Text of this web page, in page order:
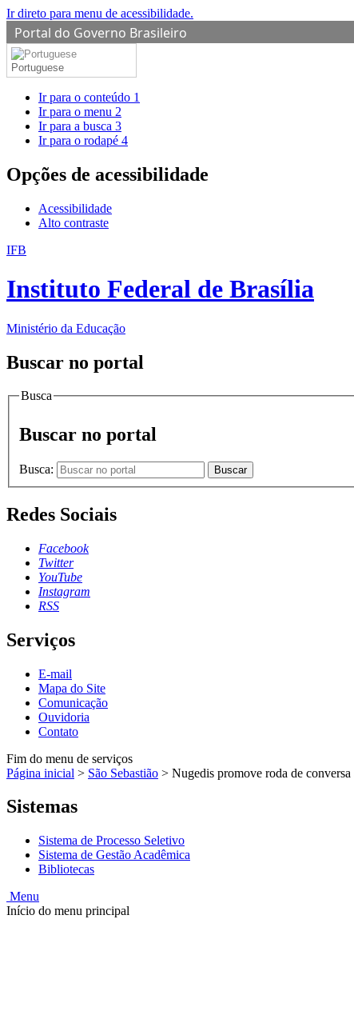
Ir direto para menu de acessibilidade.
Portal do Governo Brasileiro
Portuguese
Ir para o conteúdo 1
Ir para o menu 2
Ir para a busca 3
Ir para o rodapé 4
Opções de acessibilidade
Acessibilidade
Alto contraste
IFB
Instituto Federal de Brasília
Ministério da Educação
Buscar no portal
Busca
Buscar no portal
Busca: Buscar
Redes Sociais
Facebook
Twitter
YouTube
Instagram
RSS
Serviços
E-mail
Mapa do Site
Comunicação
Ouvidoria
Contato
Fim do menu de serviços
Página inicial > São Sebastião > Nugedis promove roda de conversa
Sistemas
Sistema de Processo Seletivo
Sistema de Gestão Acadêmica
Bibliotecas
Menu
Início do menu principal